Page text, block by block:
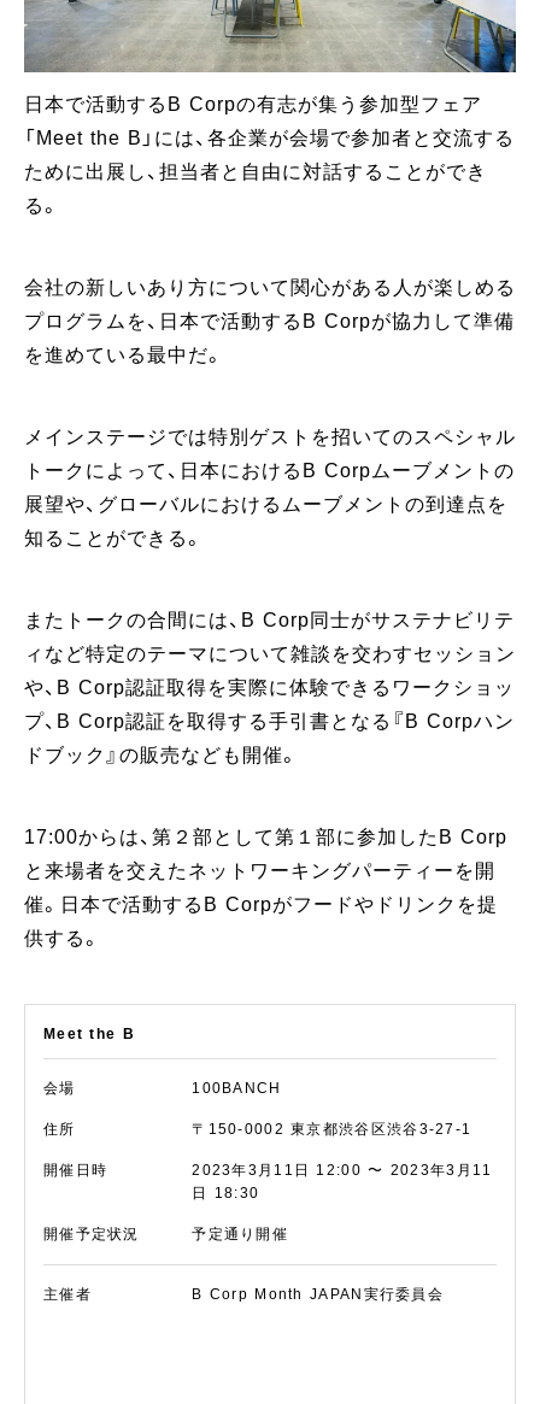
日本で活動するB Corpの有志が集う参加型フェア
「Meet the B」には、各企業が会場で参加者と交流する
ために出展し、担当者と自由に対話することができ
る。
会社の新しいあり方について関心がある人が楽しめる
プログラムを、日本で活動するB Corpが協力して準備
を進めている最中だ。
メインステージでは特別ゲストを招いてのスペシャル
トークによって、日本におけるB Corpムーブメントの
展望や、グローバルにおけるムーブメントの到達点を
知ることができる。
またトークの合間には、B Corp同士がサステナビリテ
ィなど特定のテーマについて雑談を交わすセッション
や、B Corp認証取得を実際に体験できるワークショッ
プ、B Corp認証を取得する手引書となる『B Corpハン
ドブック』の販売なども開催。
17:00からは、第２部として第１部に参加したB Corp
と来場者を交えたネットワーキングパーティーを開
催。日本で活動するB Corpがフードやドリンクを提
供する。
Meet the B
会場 100BANCH
住所 〒150-0002 東京都渋谷区渋谷3-27-1
開催日時
2023年3月11日 12:00 〜 2023年3月11
日 18:30
開催予定状況 予定通り開催
主催者 B Corp Month JAPAN実行委員会